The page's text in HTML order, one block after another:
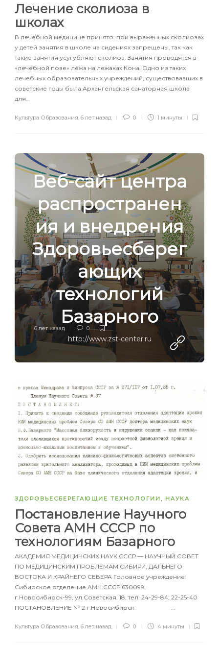
Лечение сколиоза в
школах
В лечебной медицине принято: при выраженных сколиозах
у детей занятия в школе на сидениях запрещены, так как
такие занятия усугубляют сколиоз. Занятия проводятся в
«лечебной позе» лёжа на лежаках Кона. Одно из таких
лечебных образовательных учреждений, существовавших в
советские годы была Архангельская санаторная школа
для…
Культура Образования 6 лет назад 0 1 минуты
Веб-сайт центра
распространен
ия и внедрения
Здоровьесберег
ающих
технологий
Базарного
http://www.zst-center.ru
6 лет назад 0
ЗДОРОВЬЕСБЕРЕГАЮЩИЕ ТЕХНОЛОГИИ , НАУКА
Постановление Научного
Совета АМН СССР по
технологиям Базарного
АКАДЕМИЯ МЕДИЦИНСКИХ НАУК СССР — НАУЧНЫЙ СОВЕТ
ПО МЕДИЦИНСКИМ ПРОБЛЕМАМ СИБИРИ, ДАЛЬНЕГО
ВОСТОКА И КРАЙНЕГО СЕВЕРА Головное учреждение:
Сибирское отделение АМН СССР 630099,
г.Новосибирск-99, ул.Советская, 18, тел. 24-29-84; 22-25-40
ПОСТАНОВЛЕНИЕ № 2 г.Новосибирск …
Культура Образования 6 лет назад 0 4 минуты